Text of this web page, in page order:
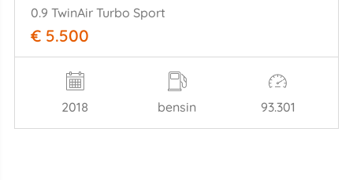
0.9 TwinAir Turbo Sport
€ 5.500
2018 bensin 93.301